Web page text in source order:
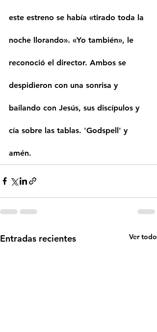
este estreno se había «tirado toda la
noche llorando». «Yo también», le
reconoció el director. Ambos se
despidieron con una sonrisa y
bailando con Jesús, sus discípulos y
cía sobre las tablas. 'Godspell' y
amén.
Entradas recientes Ver todo